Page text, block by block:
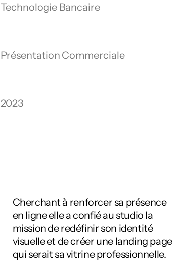
Technologie Bancaire
Présentation Commerciale
2023
Cherchant à renforcer sa présence
en ligne elle a confié au studio la
mission de redéfinir son identité
visuelle et de créer une landing page
qui serait sa vitrine professionnelle.